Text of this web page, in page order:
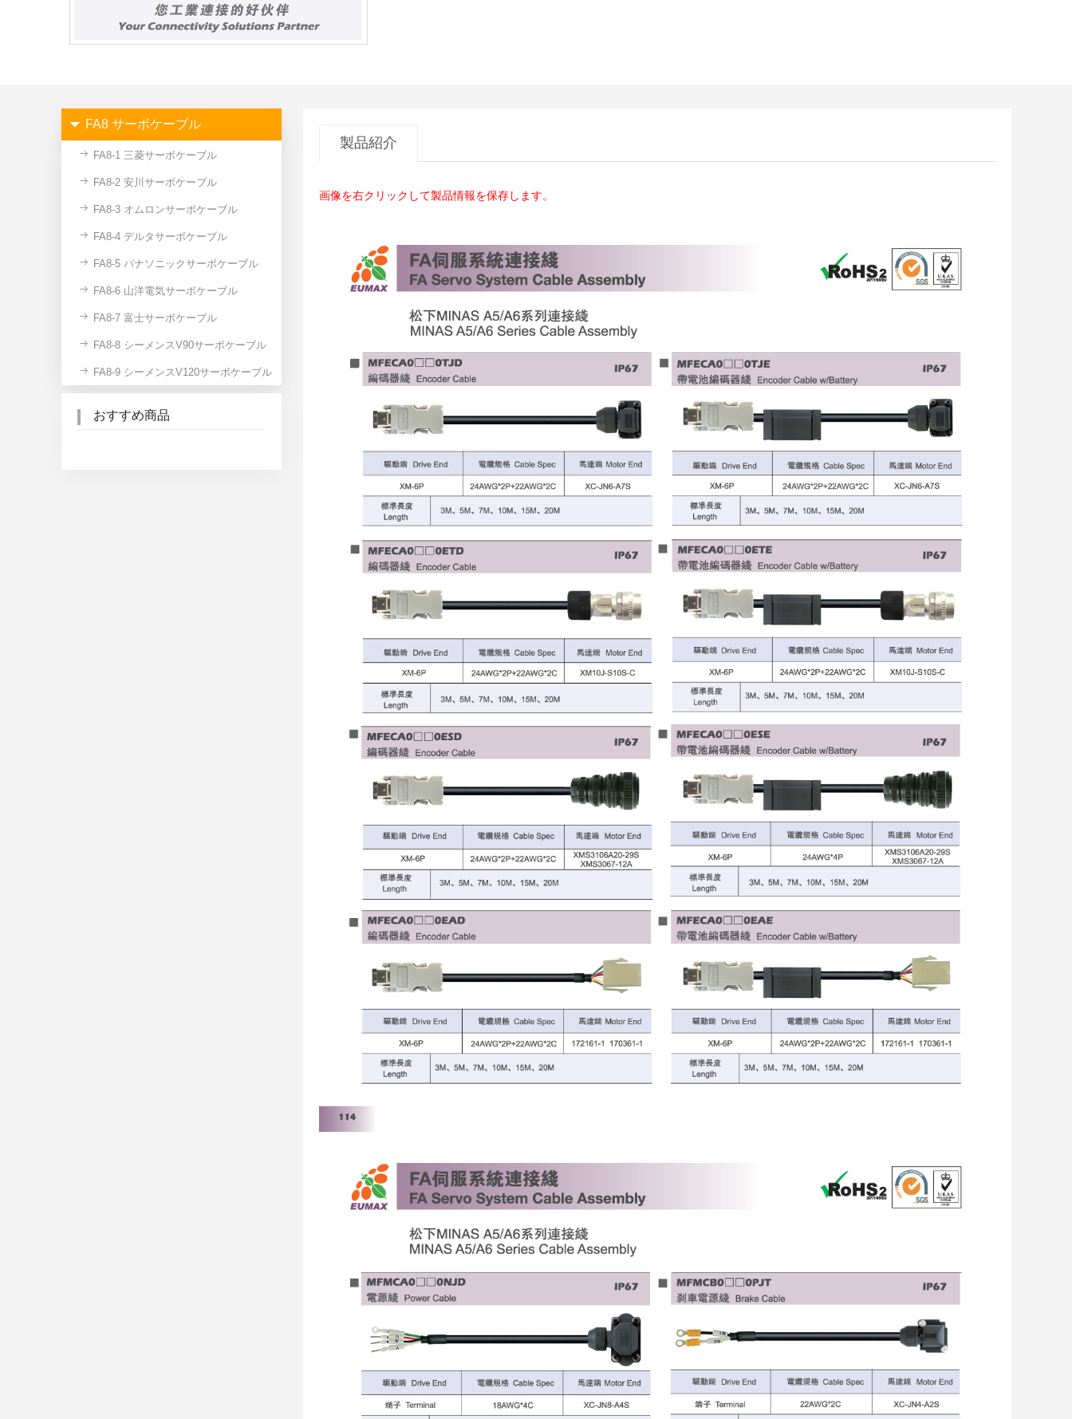
FA8 サーボケーブル
FA8-1 三菱サーボケーブル
FA8-2 安川サーボケーブル
FA8-3 オムロンサーボケーブル
FA8-4 デルタサーボケーブル
FA8-5 パナソニックサーボケーブル
FA8-6 山洋電気サーボケーブル
FA8-7 富士サーボケーブル
FA8-8 シーメンスV90サーボケーブル
FA8-9 シーメンスV120サーボケーブル
おすすめ商品
製品紹介
画像を右クリックして製品情報を保存します。